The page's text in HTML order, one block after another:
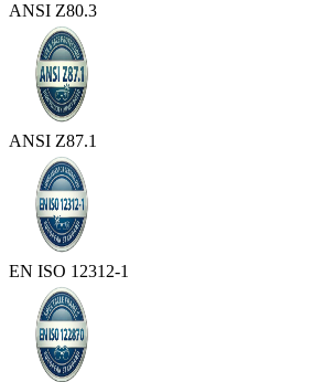
ANSI Z80.3
ANSI Z87.1
EN ISO 12312-1